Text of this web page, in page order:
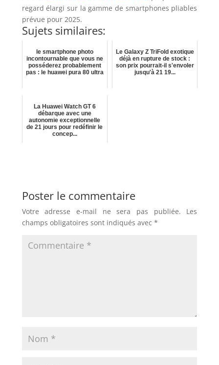
regard élargi sur la gamme de smartphones pliables
prévue pour 2025.
Sujets similaires:
le smartphone photo
incontournable que vous ne
posséderez probablement
pas : le huawei pura 80 ultra
Le Galaxy Z TriFold exotique
déjà en rupture de stock :
son prix pourrait-il s'envoler
jusqu'à 21 19...
La Huawei Watch GT 6
débarque avec une
autonomie exceptionnelle
de 21 jours pour redéfinir le
concep...
Poster le commentaire
Votre adresse e-mail ne sera pas publiée.
Les
champs obligatoires sont indiqués avec *